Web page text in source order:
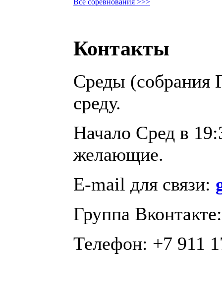
Контакты
Среды (собрания
среду.
Начало Сред в
желающие.
E-mail для связи:
Группа
Телефон: +7 911